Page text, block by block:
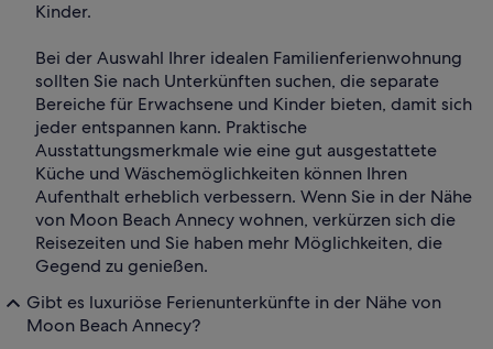
Kinder.
Bei der Auswahl Ihrer idealen Familienferienwohnung
sollten Sie nach Unterkünften suchen, die separate
Bereiche für Erwachsene und Kinder bieten, damit sich
jeder entspannen kann. Praktische
Ausstattungsmerkmale wie eine gut ausgestattete
Küche und Wäschemöglichkeiten können Ihren
Aufenthalt erheblich verbessern. Wenn Sie in der Nähe
von Moon Beach Annecy wohnen, verkürzen sich die
Reisezeiten und Sie haben mehr Möglichkeiten, die
Gegend zu genießen.
Gibt es luxuriöse Ferienunterkünfte in der Nähe von
Moon Beach Annecy?